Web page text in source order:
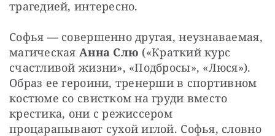
трагедией, интересно.
Софья — совершенно другая, неузнаваемая,
магическая Анна Слю («Краткий курс
счастливой жизни», «Подбросы», «Люся»).
Образ ее героини, тренерши в спортивном
костюме со свистком на груди вместо
крестика, они с режиссером
процарапывают сухой иглой. Софья, словно